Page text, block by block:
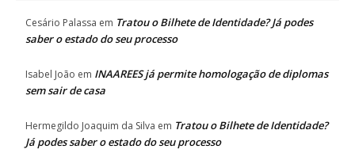
Cesário Palassa em Tratou o Bilhete de Identidade? Já podes
saber o estado do seu processo
Isabel João em INAAREES já permite homologação de diplomas
sem sair de casa
Hermegildo Joaquim da Silva em Tratou o Bilhete de Identidade?
Já podes saber o estado do seu processo